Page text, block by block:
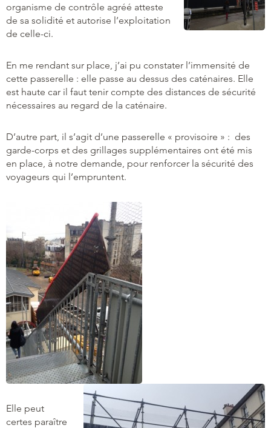
organisme de contrôle agréé atteste
de sa solidité et autorise l’exploitation
de celle-ci.
En me rendant sur place, j’ai pu constater l’immensité de
cette passerelle : elle passe au dessus des caténaires. Elle
est haute car il faut tenir compte des distances de sécurité
nécessaires au regard de la caténaire.
D’autre part, il s’agit d’une passerelle « provisoire » : des
garde-corps et des grillages supplémentaires ont été mis
en place, à notre demande, pour renforcer la sécurité des
voyageurs qui l’empruntent.
Elle peut
certes paraître